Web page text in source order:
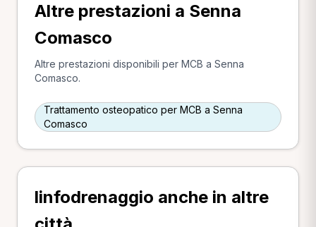
Altre prestazioni a Senna
Comasco
Altre prestazioni disponibili per MCB a Senna
Comasco.
Trattamento osteopatico per MCB a Senna
Comasco
linfodrenaggio anche in altre